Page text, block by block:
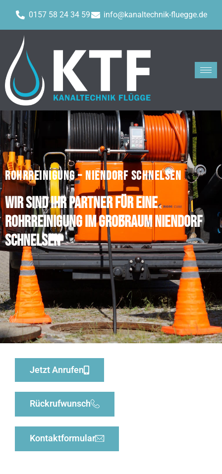
0157 58 24 34 59 info@kanaltechnik-fluegge.de
ROHRREINIGUNG – NIENDORF SCHNELSEN
Wir sind Ihr Partner für eine
Rohrreinigung im Großraum Niendorf
Schnelsen
Jetzt Anrufen
Rückrufwunsch
Kontaktformular